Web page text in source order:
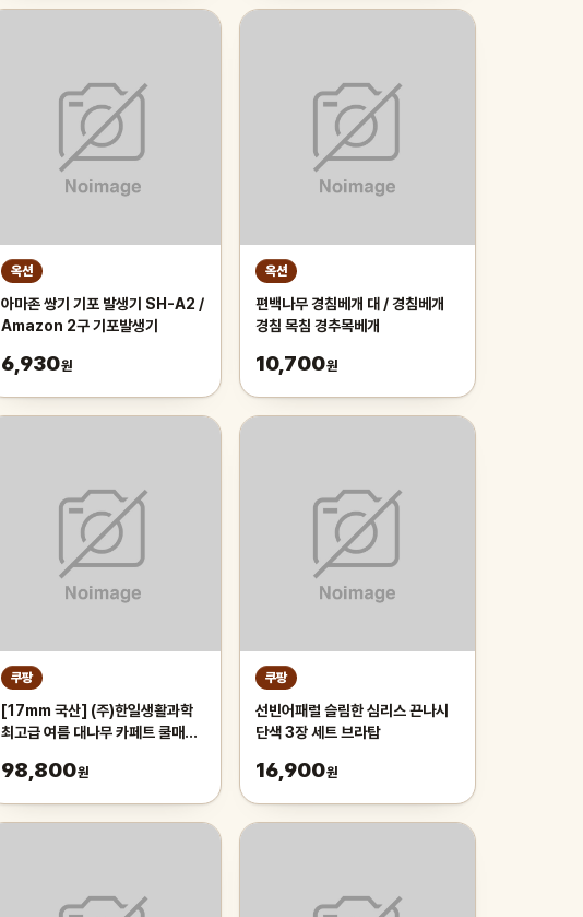
옥션
아마존 쌍기 기포 발생기 SH-A2 /
Amazon 2구 기포발생기
6,930원
옥션
편백나무 경침베개 대 / 경침베개
경침 목침 경추목베개
10,700원
쿠팡
[17mm 국산] (주)한일생활과학
최고급 여름 대나무 카페트 쿨매트
실 침대 장판 자리_두꺼운 폭신한
98,800원
쿠팡
선빈어패럴 슬림한 심리스 끈나시
단색 3장 세트 브라탑
16,900원